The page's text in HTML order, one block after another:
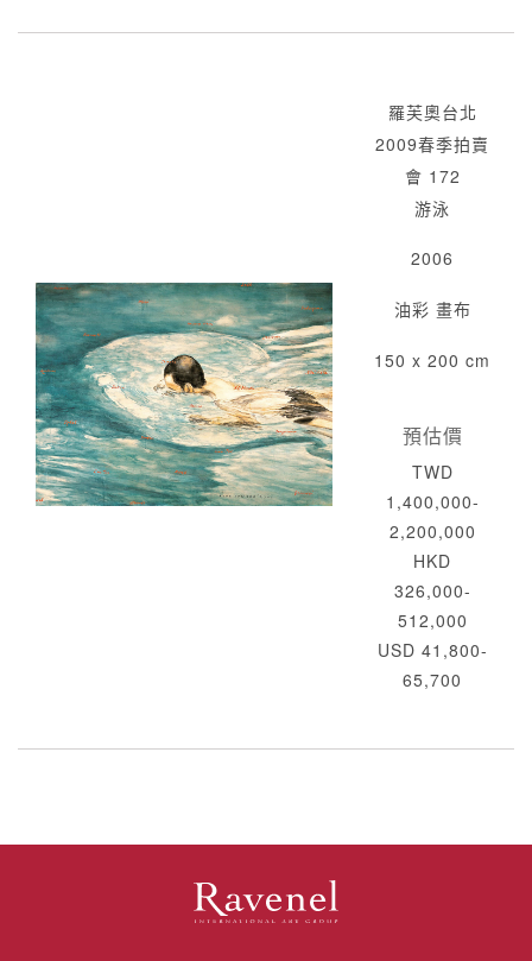
羅芙奧台北
2009春季拍賣
會 172
游泳
2006
油彩 畫布
150 x 200 cm
預估價
TWD
1,400,000-
2,200,000
HKD
326,000-
512,000
USD 41,800-
65,700